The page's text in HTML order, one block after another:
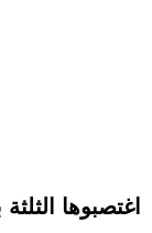
اغتصبوها